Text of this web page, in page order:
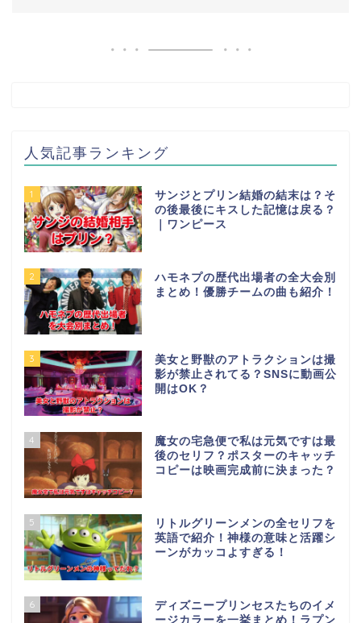
人気記事ランキング
1
サンジとプリン結婚の結末は？そ
の後最後にキスした記憶は戻る？
｜ワンピース
2
ハモネプの歴代出場者の全大会別
まとめ！優勝チームの曲も紹介！
3
美女と野獣のアトラクションは撮
影が禁止されてる？SNSに動画公
開はOK？
4
魔女の宅急便で私は元気ですは最
後のセリフ？ポスターのキャッチ
コピーは映画完成前に決まった？
5
リトルグリーンメンの全セリフを
英語で紹介！神様の意味と活躍シ
ーンがカッコよすぎる！
6
ディズニープリンセスたちのイメ
ージカラーを一挙まとめ！ラプン